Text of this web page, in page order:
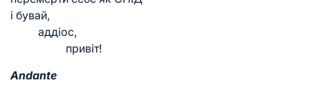
і бувай,
аддіос,
привіт!
Andante